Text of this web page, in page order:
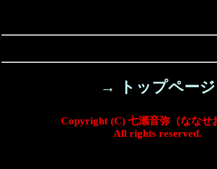
→ トップページ
Copyright (C) 七瀬音弥（ななせ
All rights reserved.